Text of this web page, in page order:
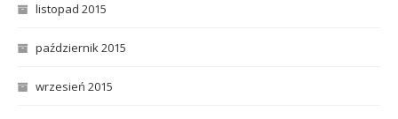
listopad 2015
październik 2015
wrzesień 2015